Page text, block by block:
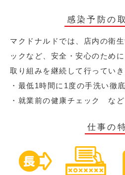
感染予防の
マクドナルドでは、店内の衛
ックなど、安全・安心のため
取り組みを継続して行っていき
・最低1時間に1度の手洗い徹底
・就業前の健康チェック など
仕事の